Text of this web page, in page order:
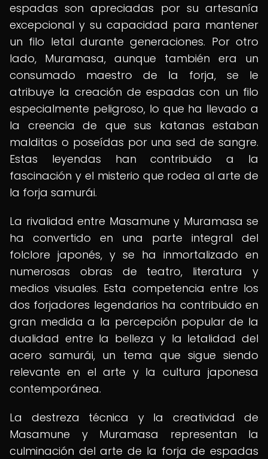
espadas son apreciadas por su artesanía
excepcional y su capacidad para mantener
un filo letal durante generaciones. Por otro
lado, Muramasa, aunque también era un
consumado maestro de la forja, se le
atribuye la creación de espadas con un filo
especialmente peligroso, lo que ha llevado a
la creencia de que sus katanas estaban
malditas o poseídas por una sed de sangre.
Estas leyendas han contribuido a la
fascinación y el misterio que rodea al arte de
la forja samurái.
La rivalidad entre Masamune y Muramasa se
ha convertido en una parte integral del
folclore japonés, y se ha inmortalizado en
numerosas obras de teatro, literatura y
medios visuales. Esta competencia entre los
dos forjadores legendarios ha contribuido en
gran medida a la percepción popular de la
dualidad entre la belleza y la letalidad del
acero samurái, un tema que sigue siendo
relevante en el arte y la cultura japonesa
contemporánea.
La destreza técnica y la creatividad de
Masamune y Muramasa representan la
culminación del arte de la forja de espadas